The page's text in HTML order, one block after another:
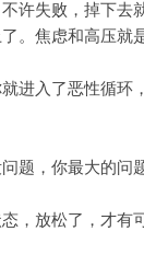
许失败，掉下去
。焦虑和高压就
进入了恶性循环
题，你最大的问
，放松了，才有